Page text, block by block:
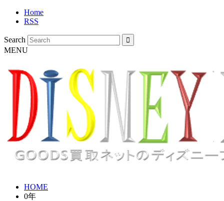
Home
RSS
Search
MENU
HOME
0年